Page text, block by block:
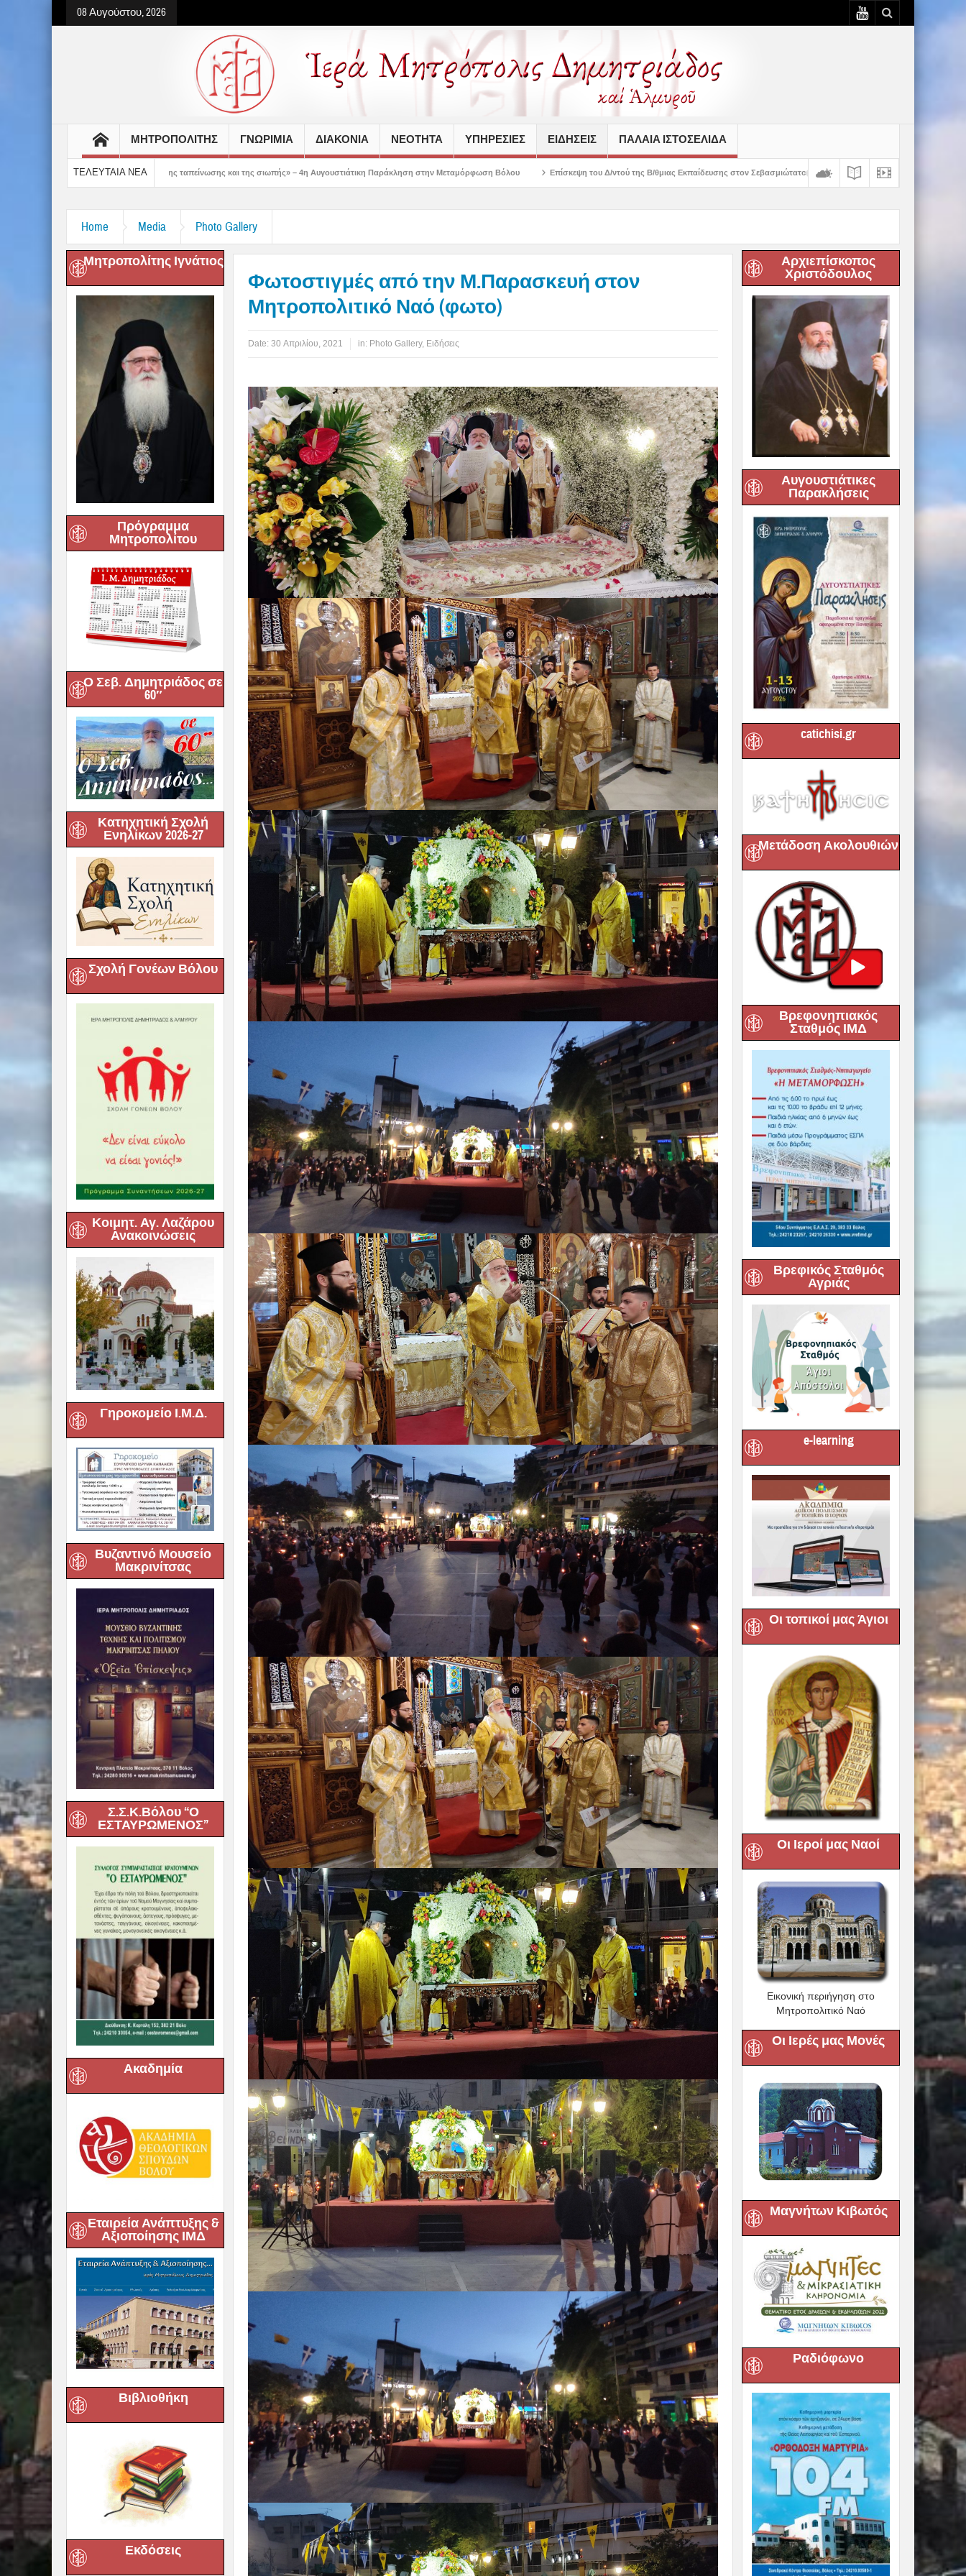
08 Αυγούστου, 2026
ΜΗΤΡΟΠΟΛΙΤΗΣ ΓΝΩΡΙΜΙΑ ΔΙΑΚΟΝΙΑ ΝΕΟΤΗΤΑ ΥΠΗΡΕΣΙΕΣ ΕΙΔΗΣΕΙΣ ΠΑΛΑΙΆ ΙΣΤΟΣΕΛΊΔΑ
ΤΕΛΕΥΤΑΙΑ ΝΕΑ
της ταπείνωσης και της σιωπής» – 4η Αυγουστιάτικη Παράκληση στην Μεταμόρφωση Βόλου Επίσκεψη του Δ/ντού της Β/θμιας Εκπαίδευσης στον Σεβασμιώτατο Δημητριάδος Ιγνάτιος: «Ο Χριστός μάς έδειξε το μέλλον μας» – Με
Home Media Photo Gallery
Μητροπολίτης Ιγνάτιος
Πρόγραμμα
Μητροπολίτου
Ο Σεβ. Δημητριάδος σε
60″
Κατηχητική Σχολή
Ενηλίκων 2026-27
Σχολή Γονέων Βόλου
Κοιμητ. Αγ. Λαζάρου
Ανακοινώσεις
Γηροκομείο Ι.Μ.Δ.
Βυζαντινό Μουσείο
Μακρινίτσας
Σ.Σ.Κ.Βόλου “Ο
ΕΣΤΑΥΡΩΜΕΝΟΣ”
Ακαδημία
Εταιρεία Ανάπτυξης &
Αξιοποίησης ΙΜΔ
Βιβλιοθήκη
Εκδόσεις
Φωτοστιγμές από την Μ.Παρασκευή στον
Μητροπολιτικό Ναό (φωτο)
Date: 30 Απριλίου, 2021 in: Photo Gallery, Ειδήσεις
Αρχιεπίσκοπος
Χριστόδουλος
Αυγουστιάτικες
Παρακλήσεις
catichisi.gr
Μετάδοση Ακολουθιών
Βρεφονηπιακός
Σταθμός ΙΜΔ
Βρεφικός Σταθμός
Αγριάς
e-learning
Οι τοπικοί μας Άγιοι
Οι Ιεροί μας Ναοί
Εικονική περιήγηση στο
Μητροπολιτικό Ναό
Οι Ιερές μας Μονές
Μαγνήτων Κιβωτός
Ραδιόφωνο